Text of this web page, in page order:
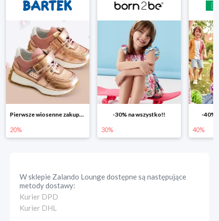
Pierwsze wiosenne zakupy -20%
20%
-30% na wszystko!!
30%
-40%
40%
W sklepie Zalando Loungedostępne są następujące
metody dostawy:
Kurier DPD
Kurier DHL